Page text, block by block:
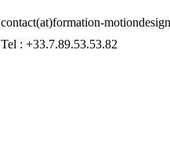
contact(at)formation-
Tel : +33.7.89.53.53.82